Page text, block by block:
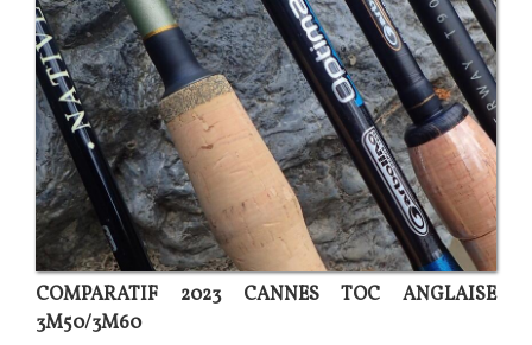
COMPARATIF 2023 CANNES TOC ANGLAISE
3M50/3M60